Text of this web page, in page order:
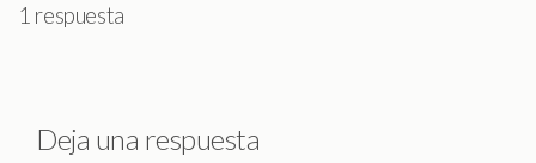
1 respuesta
Deja una respuesta